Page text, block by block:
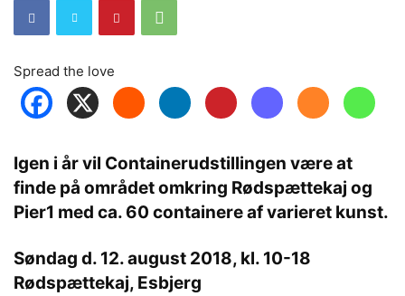
Spread the love
Igen i år vil Containerudstillingen være at
finde på området omkring Rødspættekaj og
Pier1 med ca. 60 containere af varieret kunst.
Søndag d. 12. august 2018, kl. 10-18
Rødspættekaj, Esbjerg